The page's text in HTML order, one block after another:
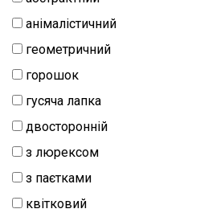
анімалістичний
геометричний
горошок
гусяча лапка
двосторонній
з люрексом
з паєтками
квітковий